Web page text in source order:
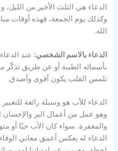
الدعاء هي الثلث الأخير من
وكذلك يوم الجمعة، فهذه أوقات
الله.
الدعاء بالاسم الشخصي: عند
بأسمائه الطيبة أو عن طريق تذكّر
تلمس القلب يكون أقوى وأصدق.
الدعاء للأب هو وسيلة رائعة
وهو عمل من أعمال البر والإحسان
والمغفرة. سواء كان الأب حيًا أو
الدعاء له يعكس أعمق معاني الوفاء